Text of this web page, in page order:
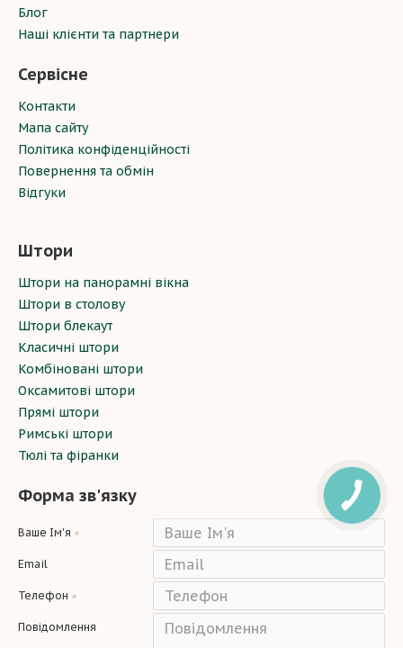
Блог
Наші клієнти та партнери
Сервісне
Контакти
Мапа сайту
Політика конфіденційності
Повернення та обмін
Відгуки
Штори
Штори на панорамні вікна
Штори в столову
Штори блекаут
Класичні штори
Комбіновані штори
Оксамитові штори
Прямі штори
Римські штори
Тюлі та фіранки
Форма зв'язку
Ваше Ім'я
Email
Телефон
Повідомлення